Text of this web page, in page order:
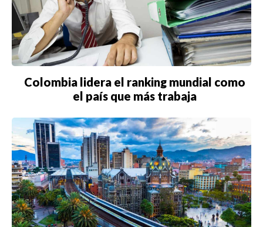
Colombia lidera el ranking mundial como
el país que más trabaja